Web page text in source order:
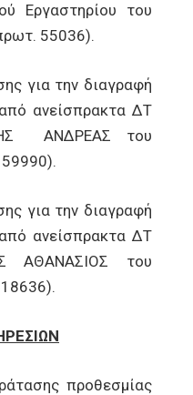
Εργαστηρίου του
55036).
την διαγραφή
ανείσπρακτα ΔΤ
ΑΝΔΡΕΑΣ του
την διαγραφή
ανείσπρακτα ΔΤ
ΑΘΑΝΑΣΙΟΣ του
προθεσμίας